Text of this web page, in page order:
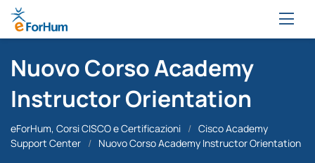
Nuovo Corso Academy
Instructor Orientation
eForHum, Corsi CISCO e Certificazioni / Cisco Academy
Support Center / Nuovo Corso Academy Instructor Orientation